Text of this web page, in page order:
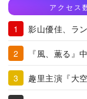
アクセス
影山優佳、ラ
『風、薫る』
趣里主演『大